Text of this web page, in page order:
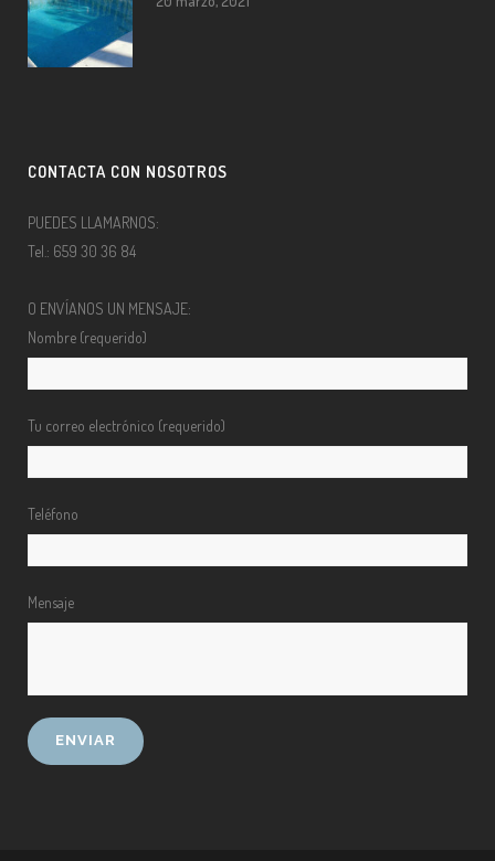
CONTACTA CON NOSOTROS
PUEDES LLAMARNOS:
Tel.: 659 30 36 84
O ENVÍANOS UN MENSAJE:
Nombre (requerido)
Tu correo electrónico (requerido)
Teléfono
Mensaje